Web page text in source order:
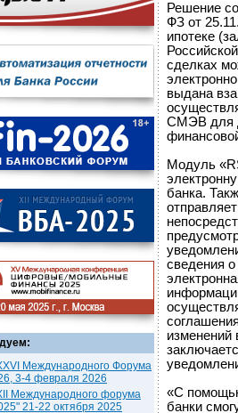
Международного Форума
3-4 февраля 2026
Международного форума
21-22 октября 2025
Решение
ФЗ от
ипотеке
сделках
выдана
СМЭВ для
Модуль
банка.
сведения
изменений
«С
банки